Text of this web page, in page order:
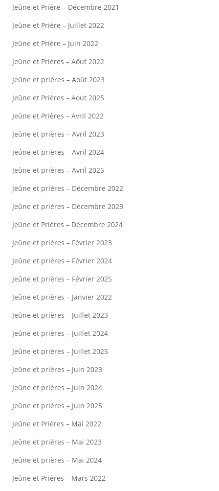
Jeûne et Prière – Décembre 2021
Jeûne et Prière – Juillet 2022
Jeûne et Prière – Juin 2022
Jeûne et Prières – Aôut 2022
Jeûne et prières – Août 2023
Jeûne et Prières – Aout 2025
Jeûne et Prières – Avril 2022
Jeûne et prières – Avril 2023
Jeûne et prières – Avril 2024
Jeûne et prières – Avril 2025
Jeûne et prières – Décembre 2022
Jeûne et prières – Décembre 2023
Jeûne et Prières – Décembre 2024
Jeûne et prières – Février 2023
Jeûne et prières – Février 2024
Jeûne et prières – Février 2025
Jeûne et prières – Janvier 2022
Jeûne et prières – Juillet 2023
Jeûne et prières – Juillet 2024
Jeûne et prières – Juillet 2025
Jeûne et prières – Juin 2023
Jeûne et prières – Juin 2024
Jeûne et prières – Juin 2025
Jeûne et Prières – Mai 2022
Jeûne et prières – Mai 2023
Jeûne et prières – Mai 2024
Jeûne et Prières – Mars 2022